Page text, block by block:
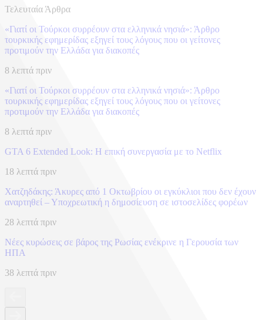
Τελευταία Άρθρα
«Γιατί οι Τούρκοι συρρέουν στα ελληνικά νησιά»: Άρθρο
τουρκικής εφημερίδας εξηγεί τους λόγους που οι γείτονες
προτιμούν την Ελλάδα για διακοπές
8 λεπτά πριν
«Γιατί οι Τούρκοι συρρέουν στα ελληνικά νησιά»: Άρθρο
τουρκικής εφημερίδας εξηγεί τους λόγους που οι γείτονες
προτιμούν την Ελλάδα για διακοπές
8 λεπτά πριν
GTA 6 Extended Look: Η επική συνεργασία με το Netflix
18 λεπτά πριν
Χατζηδάκης: Άκυρες από 1 Οκτωβρίου οι εγκύκλιοι που δεν έχουν
αναρτηθεί – Υποχρεωτική η δημοσίευση σε ιστοσελίδες φορέων
28 λεπτά πριν
Νέες κυρώσεις σε βάρος της Ρωσίας ενέκρινε η Γερουσία των
ΗΠΑ
38 λεπτά πριν